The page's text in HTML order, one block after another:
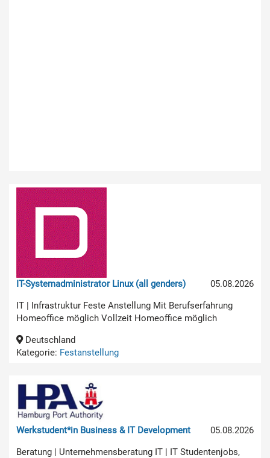
05.08.2026
IT-Systemadministrator Linux (all genders)
IT | Infrastruktur Feste Anstellung Mit Berufserfahrung
Homeoffice möglich Vollzeit Homeoffice möglich
Deutschland
Kategorie: Festanstellung
05.08.2026
Werkstudent*in Business & IT Development
Beratung | Unternehmensberatung IT | IT Studentenjobs,